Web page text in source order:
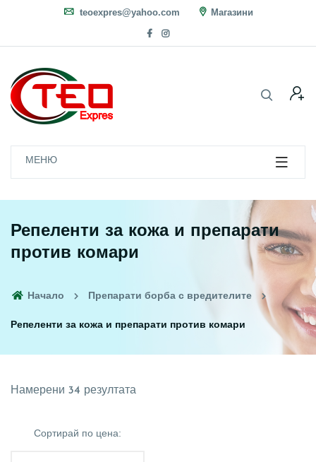
teoexpres@yahoo.com Магазини
МЕНЮ
Репеленти за кожа и препарати
против комари
Начало Препарати борба с вредителите
Репеленти за кожа и препарати против комари
Намерени 34 резултата
Сортирай по цена: